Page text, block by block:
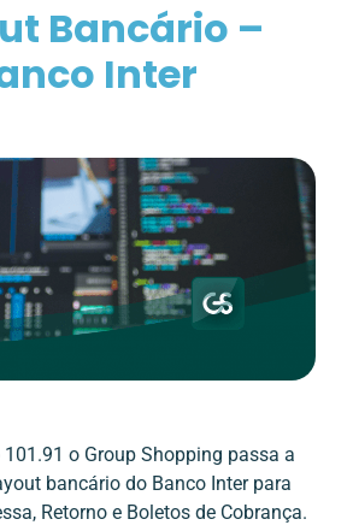
Bancário –
Inter
o Group Shopping passa a
bancário do Banco Inter para
Retorno e Boletos de Cobrança.